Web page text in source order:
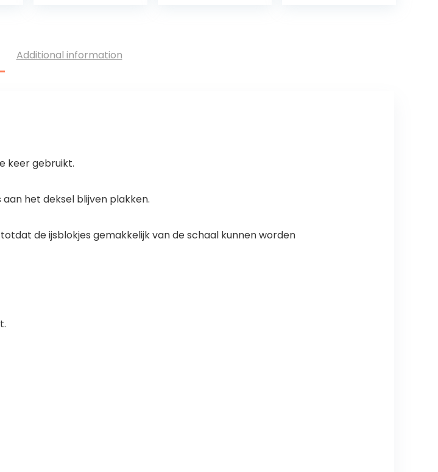
Additional information
keer gebruikt.
het deksel blijven plakken.
de ijsblokjes gemakkelijk van de schaal kunnen worden